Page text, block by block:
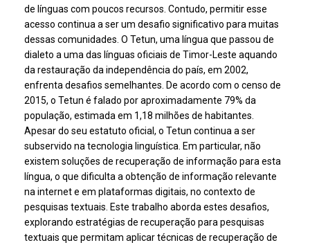
de línguas com poucos recursos. Contudo, permitir esse
acesso continua a ser um desafio significativo para muitas
dessas comunidades. O Tetun, uma língua que passou de
dialeto a uma das línguas oficiais de Timor-Leste aquando
da restauração da independência do país, em 2002,
enfrenta desafios semelhantes. De acordo com o censo de
2015, o Tetun é falado por aproximadamente 79% da
população, estimada em 1,18 milhões de habitantes.
Apesar do seu estatuto oficial, o Tetun continua a ser
subservido na tecnologia linguística. Em particular, não
existem soluções de recuperação de informação para esta
língua, o que dificulta a obtenção de informação relevante
na internet e em plataformas digitais, no contexto de
pesquisas textuais. Este trabalho aborda estes desafios,
explorando estratégias de recuperação para pesquisas
textuais que permitam aplicar técnicas de recuperação de